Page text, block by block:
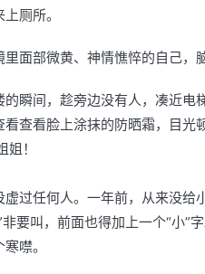
厕所。
面部微黄、神情憔悴的自己，
瞬间，趁旁边没有人，凑近电
查看脸上涂抹的防晒霜，目
！
虚过任何人。一年前，从来没
要叫，前面也得加上一个“小”
噤。